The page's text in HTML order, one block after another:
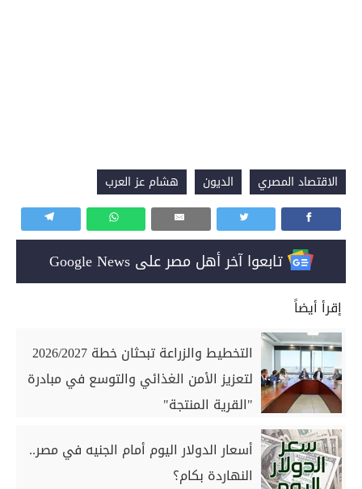
الاقتصاد المصري الديون هشام عز العرب
تابعوا آخر أهل مصر على Google News
إقرأ أيضاً
التخطيط والزراعة تبحثان خطة 2026/2027
لتعزيز الأمن الغذائي والتوسع في مبادرة
"القرية المنتجة"
أسعار الدولار اليوم أمام الجنيه في مصر..
النهاردة بكام؟